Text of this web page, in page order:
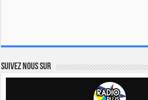
Suivez nous sur